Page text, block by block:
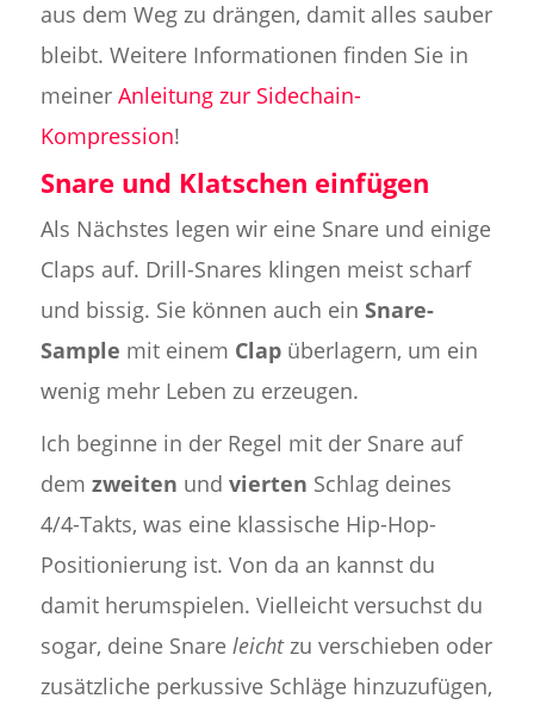
aus dem Weg zu drängen, damit alles sauber
bleibt. Weitere Informationen finden Sie in
meiner Anleitung zur Sidechain-
Kompression!
Snare und Klatschen einfügen
Als Nächstes legen wir eine Snare und einige
Claps auf. Drill-Snares klingen meist scharf
und bissig. Sie können auch ein Snare-
Sample mit einem Clapüberlagern, um ein
wenig mehr Leben zu erzeugen.
Ich beginne in der Regel mit der Snare auf
dem zweiten und vierten Schlag deines
4/4-Takts, was eine klassische Hip-Hop-
Positionierung ist. Von da an kannst du
damit herumspielen. Vielleicht versuchst du
sogar, deine Snare leichtzu verschieben oder
zusätzliche perkussive Schläge hinzuzufügen,